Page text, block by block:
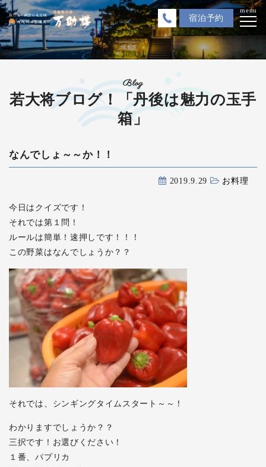
宿泊予約
menu
Blog
若大将ブログ！「丹後は魅力の玉手
箱」
なんでしょ～～か！！
2019.9.29 お料理
今日はクイズです！
それでは第１問！
ルールは簡単！速押しです！！！
この野菜はなんでしょうか？？
それでは、シンギングタイムスタート～～！
わかりますでしょうか？？
三択です！お選びください！
１番、パプリカ